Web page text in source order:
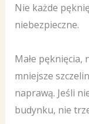
Nie każde
niebezpieczne.
Małe pęknięcia,
mniejsze
naprawą. Jeśli
budynku, nie